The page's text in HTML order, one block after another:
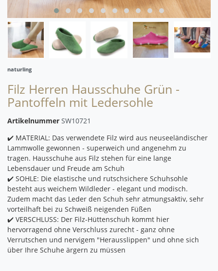
naturling
Filz Herren Hausschuhe Grün -
Pantoffeln mit Ledersohle
Artikelnummer SW10721
✔️ MATERIAL: Das verwendete Filz wird aus neuseeländischer
Lammwolle gewonnen - superweich und angenehm zu
tragen. Hausschuhe aus Filz stehen für eine lange
Lebensdauer und Freude am Schuh
✔️ SOHLE: Die elastische und rutschsichere Schuhsohle
besteht aus weichem Wildleder - elegant und modisch.
Zudem macht das Leder den Schuh sehr atmungsaktiv, sehr
vorteilhaft bei zu Schweiß neigenden Füßen
✔️ VERSCHLUSS: Der Filz-Hüttenschuh kommt hier
hervorragend ohne Verschluss zurecht - ganz ohne
Verrutschen und nervigem "Herausslippen" und ohne sich
über Ihre Schuhe ärgern zu müssen